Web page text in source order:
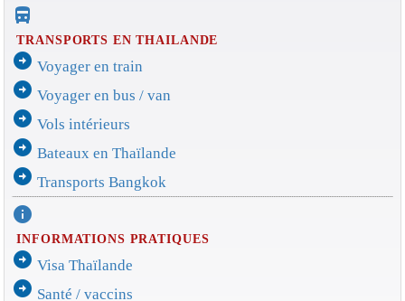
directions_bus_filled
TRANSPORTS EN THAILANDE
arrow_circle_right Voyager en train
arrow_circle_right Voyager en bus / van
arrow_circle_right Vols intérieurs
arrow_circle_right Bateaux en Thaïlande
arrow_circle_right Transports Bangkok
info
INFORMATIONS PRATIQUES
arrow_circle_right Visa Thaïlande
arrow_circle_right Santé / vaccins